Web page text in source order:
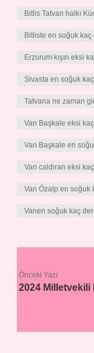
Bitlis Tatvan halkı
Bitliste en soğuk kaç
Erzurum kışın eksi
Sivasta en soğuk
Tatvana ne zaman
Van Başkale eksi
Van Başkale en
Van caldiran eksi
Van Özalp en soğuk
Vanen soğuk kaç
Önceki Yazı
2024 Milletvekili